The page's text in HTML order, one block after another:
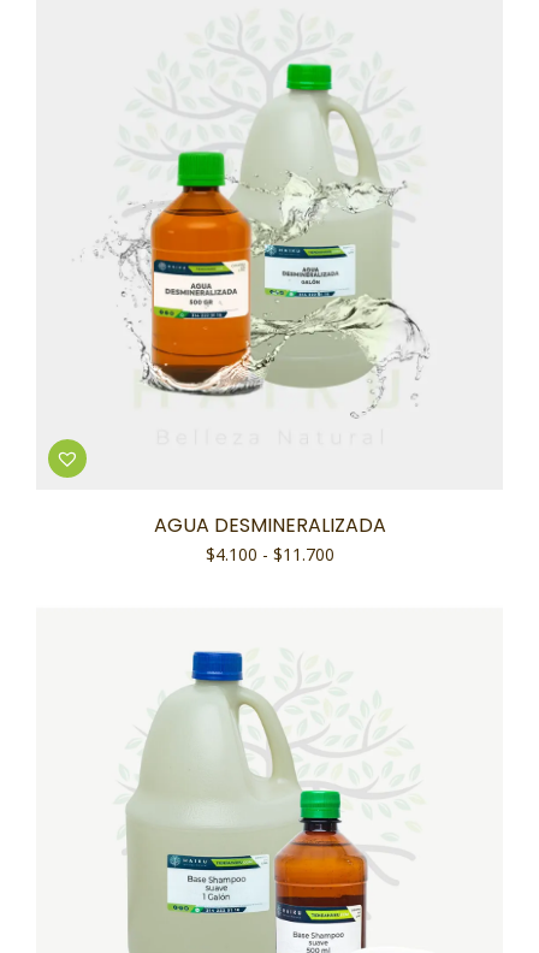
AGUA DESMINERALIZADA
$4.100 - $11.700